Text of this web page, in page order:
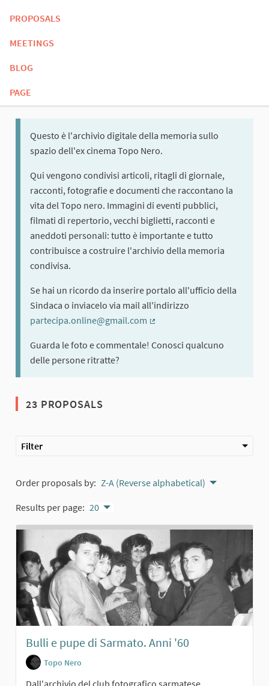
PROPOSALS
MEETINGS
BLOG
PAGE
Questo è l'archivio digitale della memoria sullo
spazio dell'ex cinema Topo Nero.
Qui vengono condivisi articoli, ritagli di giornale,
racconti, fotografie e documenti che raccontano la
vita del Topo nero. Immagini di eventi pubblici,
filmati di repertorio, vecchi biglietti, racconti e
aneddoti personali: tutto è importante e tutto
contribuisce a costruire l'archivio della memoria
condivisa.
Se hai un ricordo da inserire portalo all'ufficio della
Sindaca o inviacelo via mail all'indirizzo
partecipa.online@gmail.com
Guarda le foto e commentale! Conosci qualcuno
delle persone ritratte?
23 PROPOSALS
Filter
Order proposals by: Z-A (Reverse alphabetical)
Results per page: 20
Bulli e pupe di Sarmato. Anni '60
Topo Nero